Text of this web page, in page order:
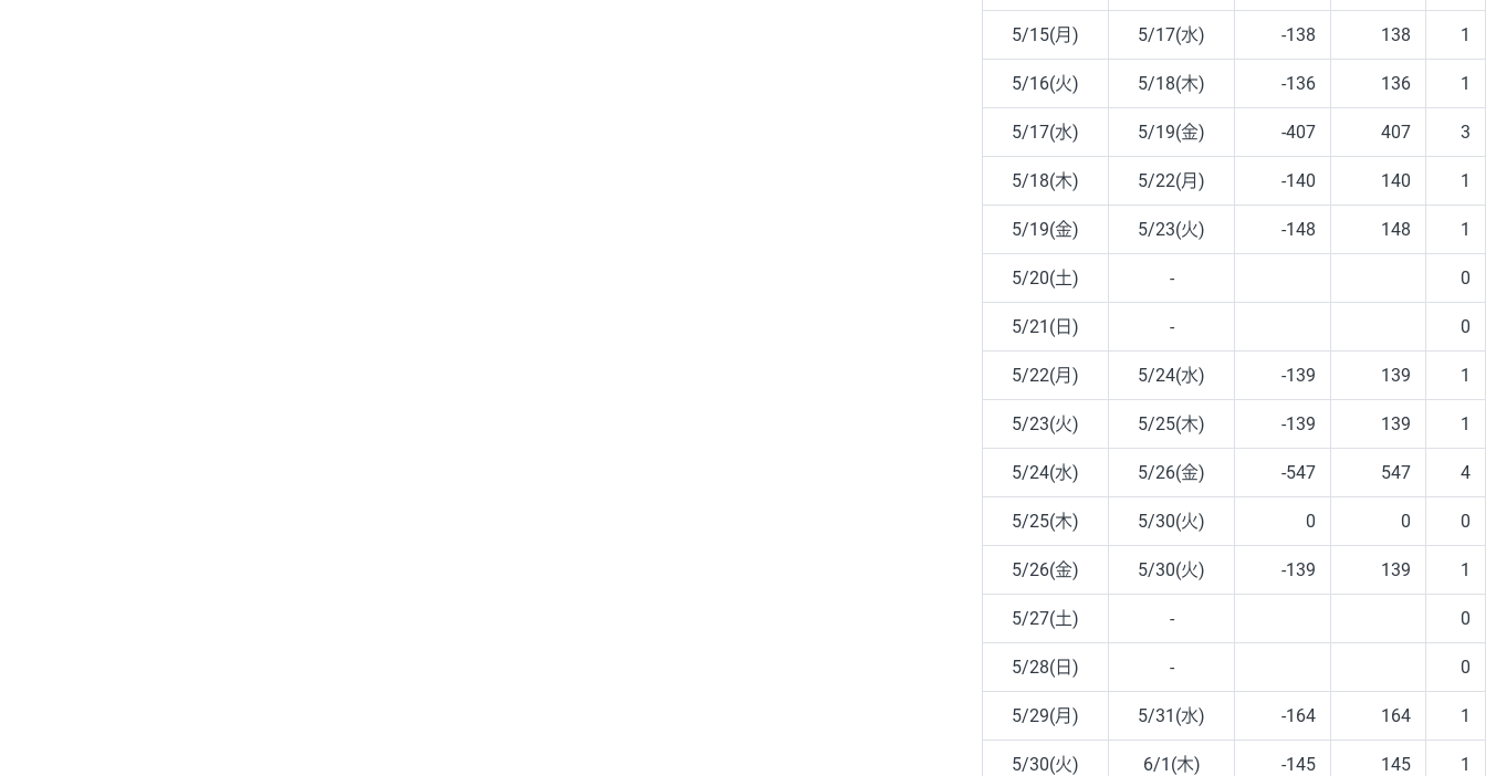
5/15(月) 5/17(水) -138 138 1
5/16(火) 5/18(木) -136 136 1
5/17(水) 5/19(金) -407 407 3
5/18(木) 5/22(月) -140 140 1
5/19(金) 5/23(火) -148 148 1
5/20(土) - 0
5/21(日) - 0
5/22(月) 5/24(水) -139 139 1
5/23(火) 5/25(木) -139 139 1
5/24(水) 5/26(金) -547 547 4
5/25(木) 5/30(火) 0 0 0
5/26(金) 5/30(火) -139 139 1
5/27(土) - 0
5/28(日) - 0
5/29(月) 5/31(水) -164 164 1
5/30(火) 6/1(木) -145 145 1